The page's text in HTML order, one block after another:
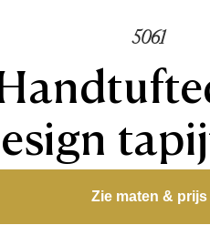
5061
Zie maten & prijs